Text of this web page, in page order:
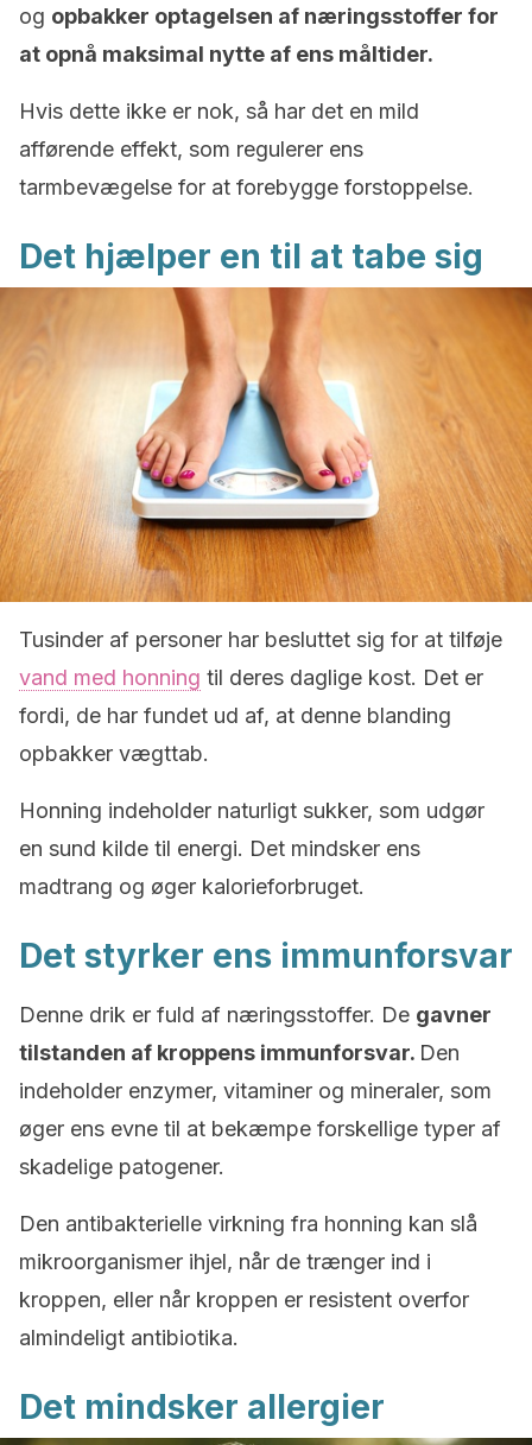
og opbakker optagelsen af næringsstoffer for
at opnå maksimal nytte af ens måltider.
Hvis dette ikke er nok, så har det en mild
afførende effekt, som regulerer ens
tarmbevægelse for at forebygge forstoppelse.
Det hjælper en til at tabe sig
Tusinder af personer har besluttet sig for at tilføje
vand med honning til deres daglige kost. Det er
fordi, de har fundet ud af, at denne blanding
opbakker vægttab.
Honning indeholder naturligt sukker, som udgør
en sund kilde til energi. Det mindsker ens
madtrang og øger kalorieforbruget.
Det styrker ens immunforsvar
Denne drik er fuld af næringsstoffer. De gavner
tilstanden af kroppens immunforsvar. Den
indeholder enzymer, vitaminer og mineraler, som
øger ens evne til at bekæmpe forskellige typer af
skadelige patogener.
Den antibakterielle virkning fra honning kan slå
mikroorganismer ihjel, når de trænger ind i
kroppen, eller når kroppen er resistent overfor
almindeligt antibiotika.
Det mindsker allergier